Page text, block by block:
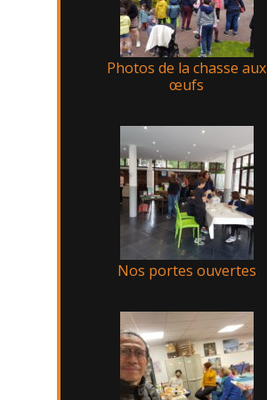
Photos de la chasse aux
œufs
Nos portes ouvertes